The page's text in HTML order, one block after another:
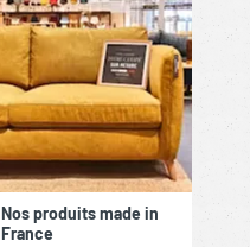
Nos produits made in
France